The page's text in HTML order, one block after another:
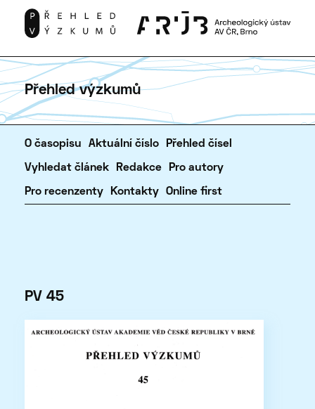
Přehled výzkumů
O časopisu Aktuální číslo Přehled čísel
Vyhledat článek Redakce Pro autory
Pro recenzenty Kontakty Online first
PV 45